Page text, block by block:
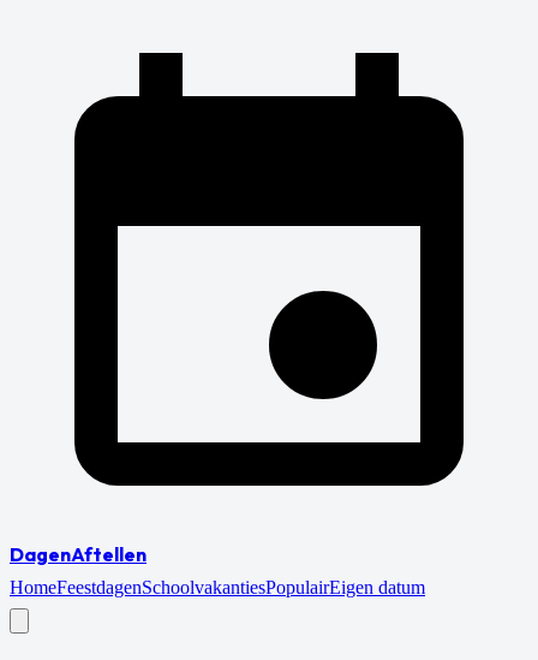
DagenAftellen
HomeFeestdagenSchoolvakantiesPopulairEigen datum